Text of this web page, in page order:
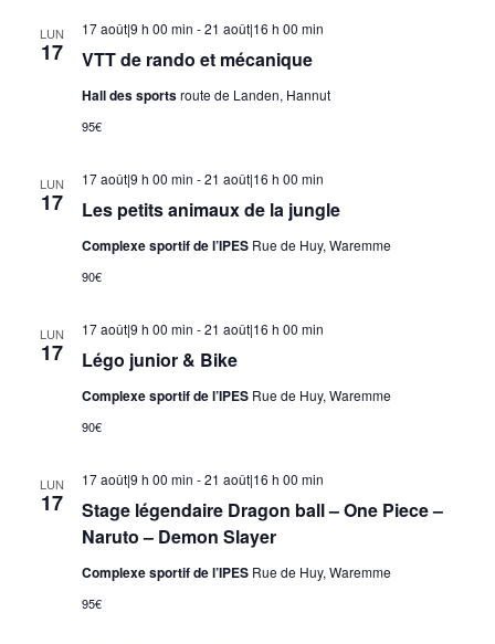
LUN
17 VTT de rando et mécanique
17 août|9 h 00 min -21 août|16 h 00 min
Hall des sportsroute de Landen, Hannut
95€
LUN
17 Les petits animaux de la jungle
17 août|9 h 00 min -21 août|16 h 00 min
Complexe sportif de l’IPES Rue de Huy, Waremme
90€
LUN
17 Légo junior & Bike
17 août|9 h 00 min -21 août|16 h 00 min
Complexe sportif de l’IPES Rue de Huy, Waremme
90€
LUN
17
Stage légendaire Dragon ball – One Piece –
Naruto – Demon Slayer
17 août|9 h 00 min -21 août|16 h 00 min
Complexe sportif de l’IPES Rue de Huy, Waremme
95€